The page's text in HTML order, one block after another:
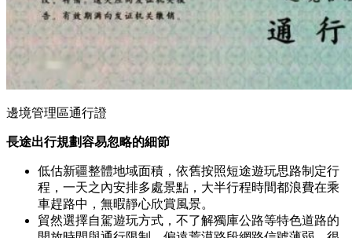
邊境管理區通行證
長途出行規劃容易忽略的細節
低估新疆整體地域面積，依舊按照短途遊玩思路制定行
程，一天之內安排多處景點，大半行程時間都浪費在乘
車趕路中，無暇靜心欣賞風景。
貿然選擇自駕遊玩方式，不了解獨庫公路等特色道路的